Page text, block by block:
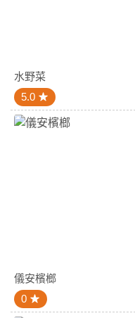
水野菜
5.0
儀安檳榔
0